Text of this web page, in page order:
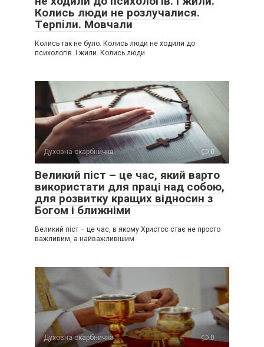
Колись люди не розлучалися.
Тepпiли. Мовчали
Колись так не було. Колись люди не ходили до
психологів. І жили. Колись люди
Духовна скарбничка 0
Великий піст – це час, який варто
використати для праці над собою,
для розвитку кращих відносин з
Богом і ближніми
Великий піст – це час, в якому Христос стає не просто
важливим, а найважливішим
Духовна скарбничка 0